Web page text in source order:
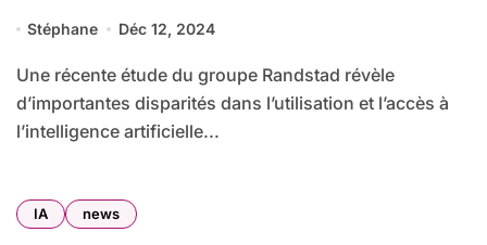
Stéphane Déc 12, 2024
Une récente étude du groupe Randstad révèle
d’importantes disparités dans l’utilisation et l’accès à
l’intelligence artificielle...
IA news